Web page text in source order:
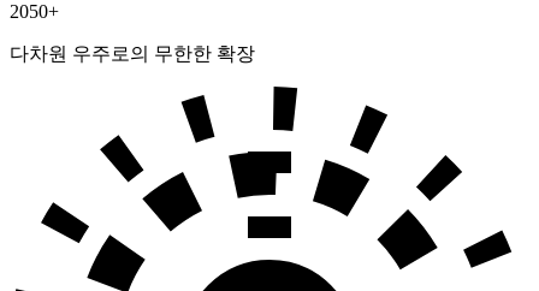
2050+
다차원 우주로의 무한한 확장